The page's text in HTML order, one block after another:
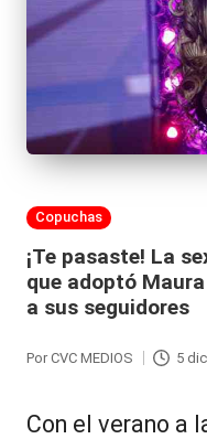
e
al
it
y
s,
T
V
y
e
d
Publicada
Copuchas
¡Te pasaste! La
que adoptó
a sus seguidores
Por CVC MEDIOS 5
Con el verano a